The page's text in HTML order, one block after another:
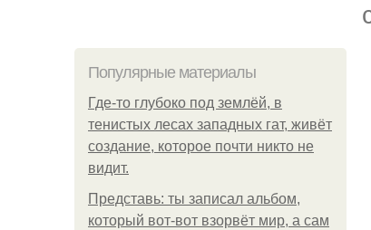
Популярные материалы
Где-то глубоко под землёй, в
тенистых лесах западных гат, живёт
создание, которое почти никто не
видит.
Представь: ты записал альбом,
который вот-вот взорвёт мир, а сам